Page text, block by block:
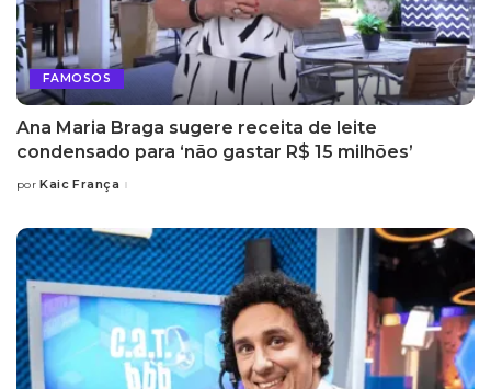
FAMOSOS
Ana Maria Braga sugere receita de leite
condensado para ‘não gastar R$ 15 milhões’
Posted
por Kaic França